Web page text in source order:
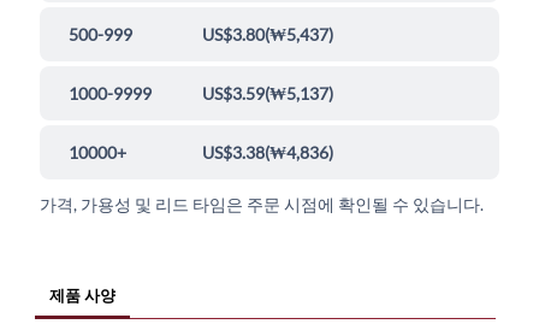
500-999 US$3.80(₩5,437)
1000-9999 US$3.59(₩5,137)
10000+ US$3.38(₩4,836)
가격, 가용성 및 리드 타임은 주문 시점에 확인될 수 있습니다.
제품 사양